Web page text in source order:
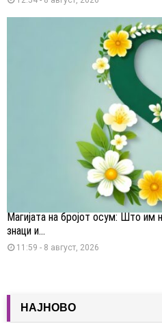
Магијата на бројот осум: Што им
знаци и...
11:59 - 8 август, 2026
НАЈНОВО